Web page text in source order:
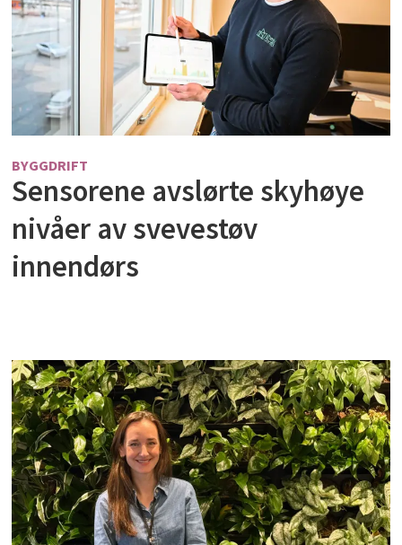
BYGGDRIFT
Sensorene avslørte skyhøye
nivåer av svevestøv
innendørs